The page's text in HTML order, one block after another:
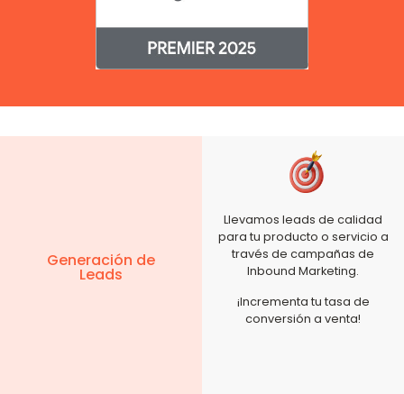
Generación de
Leads
Llevamos leads de calidad
para tu producto o servicio a
través de campañas de
Inbound Marketing.
¡Incrementa tu tasa de
conversión a venta!